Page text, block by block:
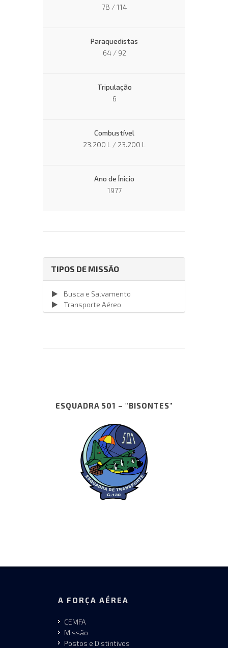
78 / 114
Paraquedistas
64 / 92
Tripulação
6
Combustível
23.200 L / 23.200 L
Ano de Ínicio
1977
TIPOS DE MISSÃO
Busca e Salvamento
Transporte Aéreo
ESQUADRA 501 – "BISONTES"
A FORÇA AÉREA
CEMFA
Missão
Postos e Distintivos